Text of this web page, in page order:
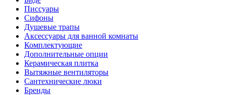
Писсуары
Сифоны
Душевые трапы
Аксессуары для ванной комнаты
Комплектующие
Дополнительные опции
Керамическая плитка
Вытяжные вентиляторы
Сантехнические люки
Бренды